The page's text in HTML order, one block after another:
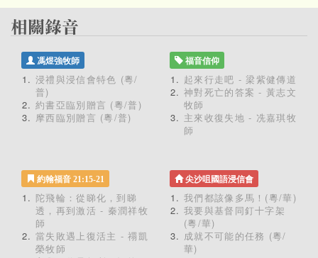
馮煜強牧師
浸禮與浸信會特色 (粵/
普)
約書亞臨別贈言 (粵/普)
摩西臨別贈言 (粵/普)
福音信仰
起來行走吧 - 梁紫健傳道
神對死亡的答案 - 黃志文
牧師
主來收復失地 - 冼嘉琪牧
師
約翰福音 21:15-21
陀飛輪：從睇化，到睇
透，再到激活 - 秦潤祥牧
師
當失敗遇上復活主 - 禤凱
榮牧師
尖沙咀國語浸信會
我們都該像多馬！(粵/華)
我要與基督同釘十字架
(粵/華)
成就不可能的任務 (粵/
華)